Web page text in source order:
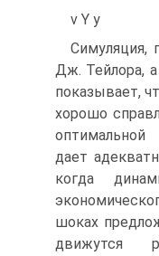
v Y y
Симуляция,
Дж. Тейлора,
показывает,
хорошо
дает
когда
шоках
движутся